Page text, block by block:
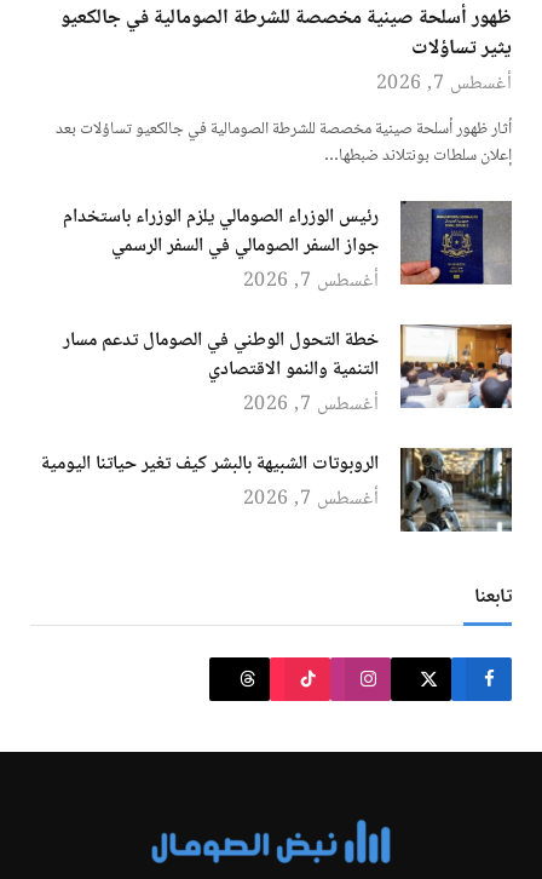
ظهور أسلحة صينية مخصصة للشرطة الصومالية في جالكعيو
يثير تساؤلات
أغسطس 7, 2026
أثار ظهور أسلحة صينية مخصصة للشرطة الصومالية في جالكعيو تساؤلات بعد
إعلان سلطات بونتلاند ضبطها…
رئيس الوزراء الصومالي يلزم الوزراء باستخدام
جواز السفر الصومالي في السفر الرسمي
أغسطس 7, 2026
خطة التحول الوطني في الصومال تدعم مسار
التنمية والنمو الاقتصادي
أغسطس 7, 2026
الروبوتات الشبيهة بالبشر كيف تغير حياتنا اليومية
أغسطس 7, 2026
تابعنا